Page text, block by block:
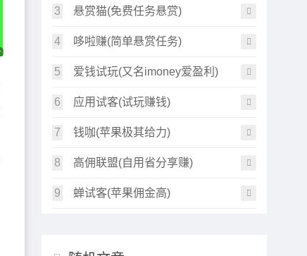
3 悬赏猫(免费任务悬赏)
4 哆啦赚(简单悬赏任务)
5 爱钱试玩(又名imoney爱盈利)
6 应用试客(试玩赚钱)
7 钱咖(苹果极其给力)
8 高佣联盟(自用省分享赚)
9 蝉试客(苹果佣金高)